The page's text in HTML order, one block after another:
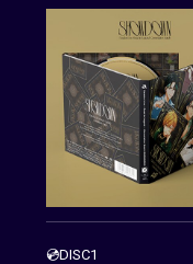
💿DISC1